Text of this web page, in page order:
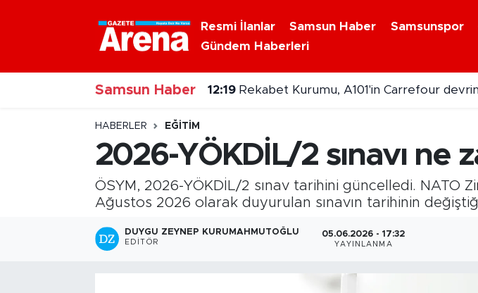
Resmi İlanlar Samsun Haber Samsunspor
Gündem Haberleri
Samsun Haber 12:19 Rekabet Kurumu, A101'in Carrefour
HABERLER EĞITIM
2026-YÖKDİL/2 sınavı ne
ÖSYM, 2026-YÖKDİL/2 sınav tarihini güncelledi. NATO
Ağustos 2026 olarak duyurulan sınavın tarihinin
DUYGU ZEYNEP KURUMAHMUTOĞLU
EDITÖR
05.06.2026 - 17:32
YAYINLANMA
Nöbetçi Eczaneler
Hava Durumu
Samsun Namaz Vakitleri
Trafik Durumu
Süper Lig Puan Durumu ve Fikstür
Tüm Manşetler